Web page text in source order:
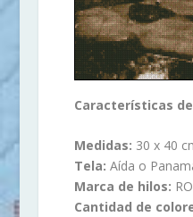
Características
Medidas: 30 x 40
Tela: Aída o
Marca de hilos:
Cantidad de